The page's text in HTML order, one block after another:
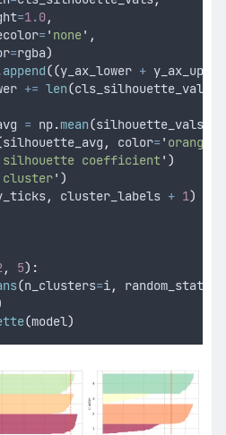
=1.0,
=' none' ,
=rgba)
append((y_ax_lower + y_ax_upper
+= len(cls_silhouette_vals
= np.mean(silhouette_vals
silhouette_avg , color='
silhouette coefficient' )
cluster' )
, cluster_labels + 1)
, 5):
(n_clusters=i , random_state
(model)